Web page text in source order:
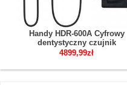
Handy HDR-600A Cyfrowy
dentystyczny czujnik
rentgenowski wewnątrzustny
rentgenowskiego
4899,99zł